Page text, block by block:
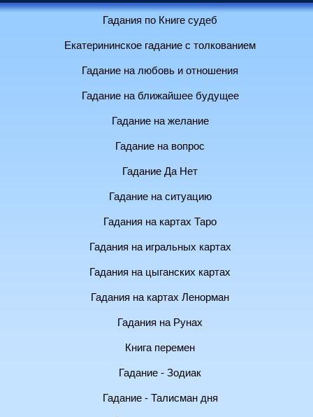
Гадания по Книге судеб
Екатерининское гадание с толкованием
Гадание на любовь и отношения
Гадание на ближайшее будущее
Гадание на желание
Гадание на вопрос
Гадание Да Нет
Гадание на ситуацию
Гадания на картах Таро
Гадания на игральных картах
Гадания на цыганских картах
Гадания на картах Ленорман
Гадания на Рунах
Книга перемен
Гадание - Зодиак
Гадание - Талисман дня